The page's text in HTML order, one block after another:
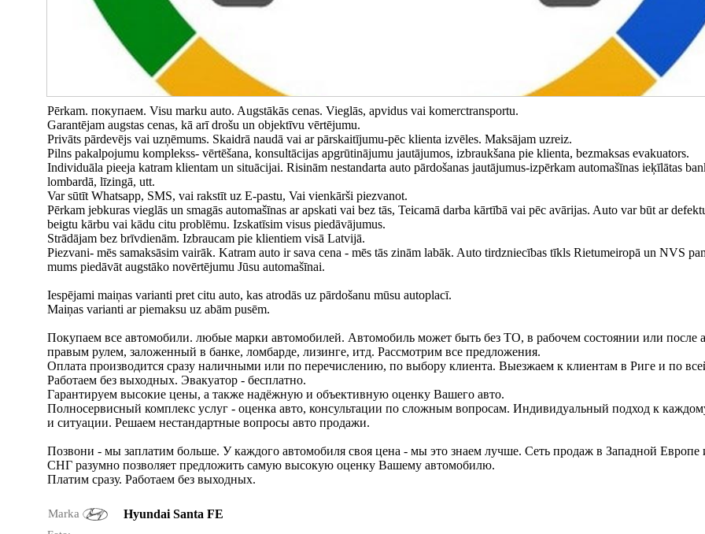
Pērkam. покупаем. Visu marku auto. Augstākās cenas. Vieglās, apvidus vai komerctransportu.
Garantējam augstas cenas, kā arī drošu un objektīvu vērtējumu.
Privāts pārdevējs vai uzņēmums. Skaidrā naudā vai ar pārskaitījumu-pēc klienta izvēles. Maksājam uzreiz.
Pilns pakalpojumu komplekss- vērtēšana, konsultācijas apgrūtinājumu jautājumos, izbraukšana pie klienta, bezmaksas evakuators.
Individuāla pieeja katram klientam un situācijai. Risinām nestandarta auto pārdošanas jautājumus-izpērkam automašīnas ieķīlātas
lombardā, līzingā, utt.
Var sūtīt Whatsapp, SMS, vai rakstīt uz E-pastu, Vai vienkārši piezvanot.
Pērkam jebkuras vieglās un smagās automašīnas ar apskati vai bez tās, Teicamā darba kārtībā vai pēc avārijas. Auto var būt ar
beigtu kārbu vai kādu citu problēmu. Izskatīsim visus piedāvājumus.
Strādājam bez brīvdienām. Izbraucam pie klientiem visā Latvijā.
Piezvani- mēs samaksāsim vairāk. Katram auto ir sava cena - mēs tās zinām labāk. Auto tirdzniecības tīkls Rietumeiropā un NVS
mums piedāvāt augstāko novērtējumu Jūsu automašīnai.
Iespējami maiņas varianti pret citu auto, kas atrodās uz pārdošanu mūsu autoplacī.
Maiņas varianti ar piemaksu uz abām pusēm.
Покупаем все автомобили. любыe марки автомобилей. Автомобиль может быть без ТО, в рабочем состоянии или после
правым рулем, заложенный в банке, ломбарде, лизинге, итд. Рассмотрим все предложения.
Оплата производится сразу наличными или по перечислению, по выбору клиента. Выезжаем к клиентам в Риге и по
Работаем без выходных. Эвакуатор - бесплатно.
Гарантируем высокие цены, а также надёжную и объективную оценку Вашего авто.
Полносервисный комплекс услуг - оценка авто, консультации по сложным вопросам. Индивидуальный подход к
и ситуации. Решаем нестандартные вопросы авто продажи.
Позвони - мы заплатим больше. У каждого автомобиля своя цена - мы это знаем лучше. Сеть продаж в Западной Европе
СНГ разумно позволяет предложить самую высокую оценку Вашему автомобилю.
Платим сразу. Работаем без выходных.
Marka Hyundai Santa FE